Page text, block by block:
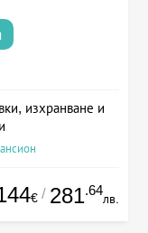
изхранване и
€ / 281.64
лв.